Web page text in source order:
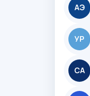
АЭ
УР
СА